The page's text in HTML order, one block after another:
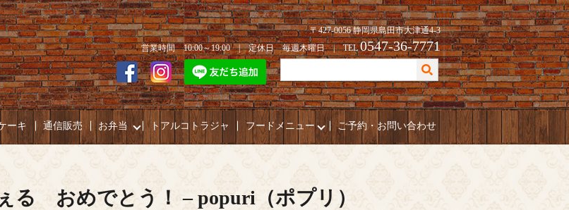
〒427-0056 静岡県島田市大津通4-3
営業時間 10:00～19:00 | 定休日 毎週木曜日 | TEL0547-36-7771
ーキ 通信販売 お弁当 トアルコトラジャ フードメニュー ご予約・お問い合わせ
る おめでとう！ – popuri（ポプリ）